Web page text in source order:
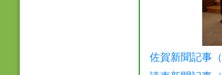
佐賀新聞記事